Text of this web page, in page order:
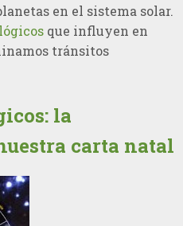
en el sistema solar.
que influyen en
tránsitos
la
carta natal